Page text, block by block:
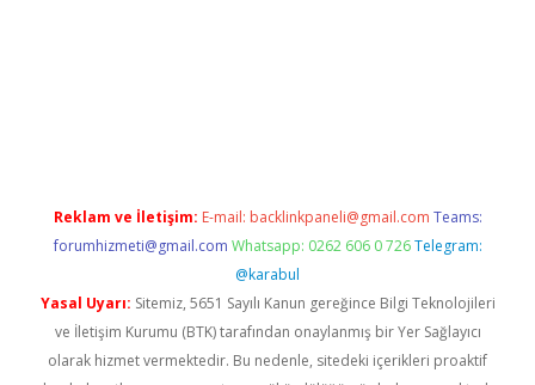
Reklam ve İletişim: E-mail: backlinkpaneli@gmail.com Teams:
forumhizmeti@gmail.com Whatsapp: 0262 606 0 726 Telegram:
@karabul
Yasal Uyarı: Sitemiz, 5651 Sayılı Kanun gereğince Bilgi Teknolojileri
ve İletişim Kurumu (BTK) tarafından onaylanmış bir Yer Sağlayıcı
olarak hizmet vermektedir. Bu nedenle, sitedeki içerikleri proaktif